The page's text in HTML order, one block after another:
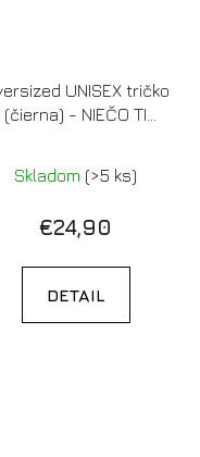
UNISEX tričko
(čierna) - NIEČO TI
Skladom (>5 ks)
€24,90
DETAIL